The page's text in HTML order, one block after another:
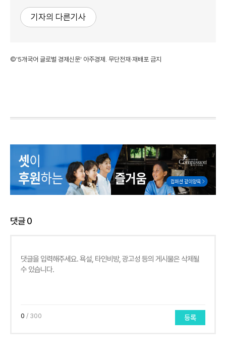
기자의 다른기사
©'5개국어 글로벌 경제신문' 아주경제. 무단전재·재배포 금지
댓글0
0 / 300 등록